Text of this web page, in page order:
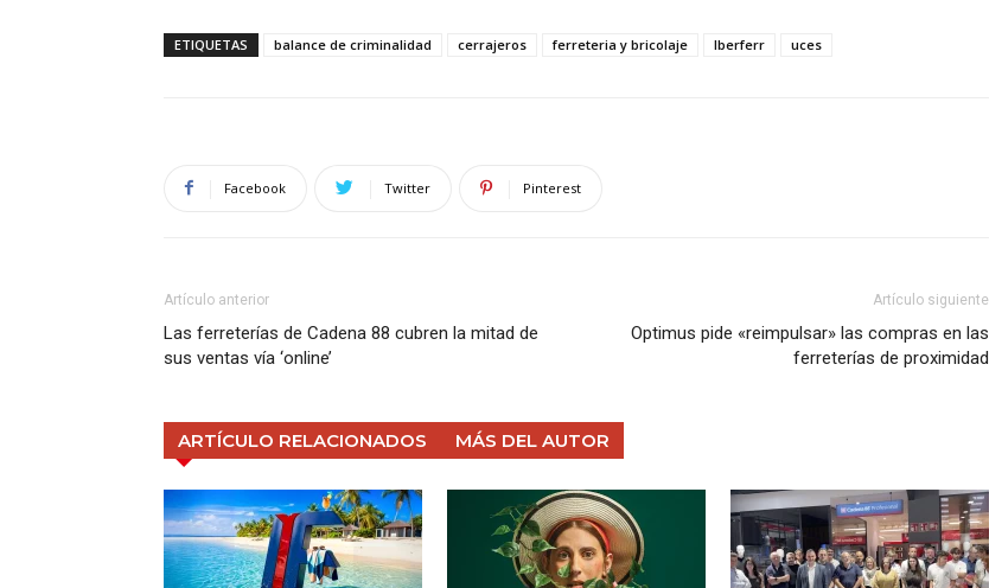
ETIQUETAS balance de criminalidad cerrajeros ferreteria y bricolaje Iberferr uces
Facebook Twitter Pinterest
Artículo anterior
Las ferreterías de Cadena 88 cubren la mitad de
sus ventas vía ‘online’
Artículo siguiente
Optimus pide «reimpulsar» las compras en las
ferreterías de proximidad
ARTÍCULO RELACIONADOS MÁS DEL AUTOR